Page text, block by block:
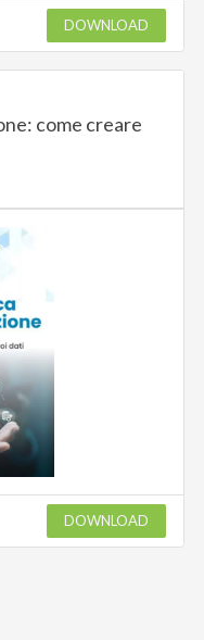
DOWNLOAD
come creare
DOWNLOAD